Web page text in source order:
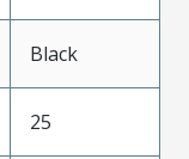
Black
25